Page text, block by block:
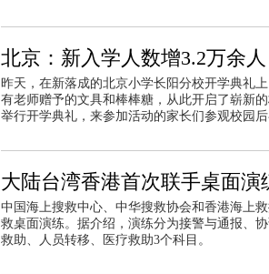
北京：新入学人数增3.2万余
昨天，在新落成的北京小学长阳分校开学典礼
有老师赠予的文具和棒棒糖，从此开启了崭新
举行开学典礼，来参加活动的家长们参观校园后
大陆台湾香港首次联手桌面演
中国海上搜救中心、中华搜救协会和香港海上
救桌面演练。据介绍，演练分为接警与通报、
救助、人员转移、医疗救助3个科目。